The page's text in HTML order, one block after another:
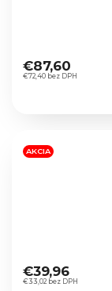
hodnotenie
produktu
hviezdičiek.
€72,40 bez DPH
€87,60
AKCIA
hodnotenie
produktu
€33,02 bez DPH
€39,96